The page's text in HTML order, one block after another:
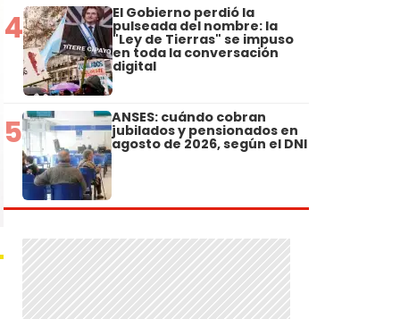
4 El Gobierno perdió la
pulseada del nombre: la
"Ley de Tierras" se impuso
en toda la conversación
digital
5 ANSES: cuándo cobran
jubilados y pensionados en
agosto de 2026, según el DNI